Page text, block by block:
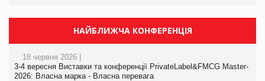
НАЙБЛИЖЧА КОНФЕРЕНЦІЯ
18 червня 2026 |
3-4 вересня Виставки та конференції PrivateLabel&FMCG Master-
2026: Власна марка - Власна перевага